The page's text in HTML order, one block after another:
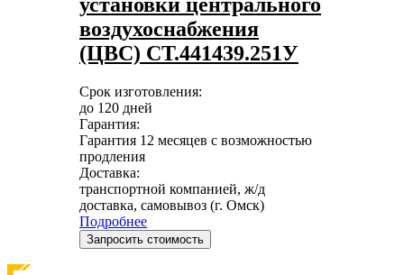
воздухоснабжения
(ЦВС) СТ.441439.251У
Срок изготовления:
до 120 дней
Гарантия:
Гарантия 12 месяцев с возможностью
продления
Доставка:
транспортной компанией, ж/д
доставка, самовывоз (г. Омск)
Подробнее
Запросить стоимость